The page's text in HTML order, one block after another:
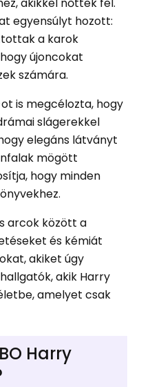
egyensúlyt hozott:
a karok
újoncokat
számára.
is megcélozta, hogy
slágerekkel
elegáns látványt
mögött
hogy minden
arcok között a
és kémiát
akiket úgy
akik Harry
amelyet csak
Harry